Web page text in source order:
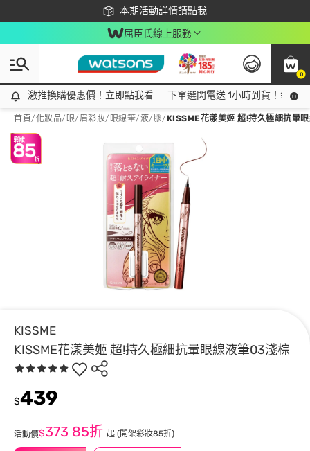
本期活動詳情請點我
下載app最高回饋$350
屈臣氏線上服務
0
激推換購優惠價！立即點我看
激推換購優惠價！立即點我看 下單選閃電送 1小時到貨！領神
首頁/化妝品/ 眼/眉彩妝/ 眼線筆/液/膠/KISSME花漾美姬 超!持久極細抗暈
KISSME
KISSME花漾美姬 超!持久極細抗暈眼線液筆03淺棕
$439
活動價$373 85折 起 (開架彩妝85折)